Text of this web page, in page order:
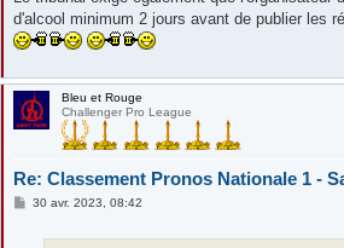
d'alcool minimum 2 jours avant de publier les
Bleu et Rouge
Challenger Pro League
Re: Classement Pronos Nationale 1 -
M30 avr. 2023, 08:42